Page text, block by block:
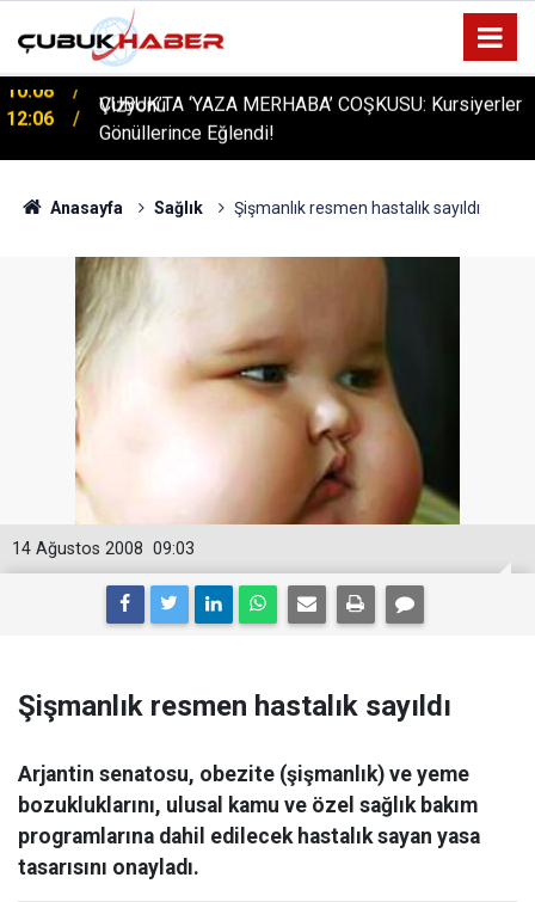
12:06
ÇUBUK’TA ‘YAZA MERHABA’ COŞKUSU: Kursiyerler
Gönüllerince Eğlendi!
Anasayfa Sağlık Şişmanlık resmen hastalık sayıldı
09:03
14 Ağustos 2008
Şişmanlık resmen hastalık sayıldı
Arjantin senatosu, obezite (şişmanlık) ve yeme
bozukluklarını, ulusal kamu ve özel sağlık bakım
programlarına dahil edilecek hastalık sayan yasa
tasarısını onayladı.